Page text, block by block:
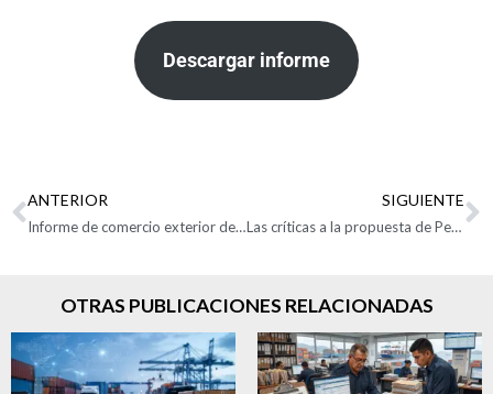
Descargar informe
ANTERIOR
Informe de comercio exterior de Zonas Francas agosto de 2022
SIGUIENTE
Las críticas a la propuesta de Petro de ponerle impuesto del 40 % a la ropa importada
OTRAS PUBLICACIONES RELACIONADAS